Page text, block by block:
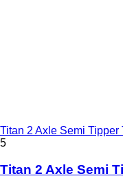
Titan 2 Axle Semi Tipper
5
Titan 2 Axle Semi